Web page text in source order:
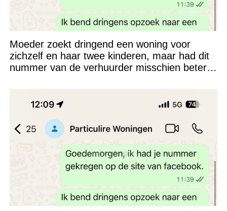
Moeder zoekt dringend een woning voor
zichzelf en haar twee kinderen, maar had dit
nummer van de verhuurder misschien beter